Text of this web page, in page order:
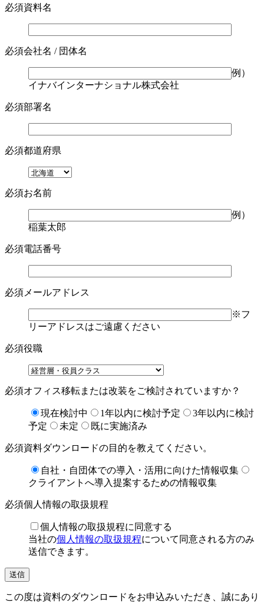
必須資料名
必須会社名 / 団体名
例）
イナバインターナショナル株式会社
必須部署名
必須都道府県
必須お名前
例）
稲葉太郎
必須電話番号
必須メールアドレス
※フ
リーアドレスはご遠慮ください
必須役職
必須オフィス移転または改装をご検討されていますか？
現在検討中 1年以内に検討予定
3年以内に検討
予定
未定 既に実施済み
必須資料ダウンロードの目的を教えてください。
自社・自団体での導入・活用に向けた情報収集
クライアントへ導入提案するための情報収集
必須個人情報の取扱規程
個人情報の取扱規程に同意する
当社の個人情報の取扱規程について同意される方のみ
送信できます。
この度は資料のダウンロードをお申込みいただき、誠にあり